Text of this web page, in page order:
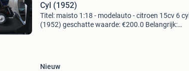
Cyl (1952)
Titel: maisto 1:18 - modelauto - citroen 15cv 6 cyl
(1952) geschatte waarde: €200.0 Belangrijk:
Nieuw